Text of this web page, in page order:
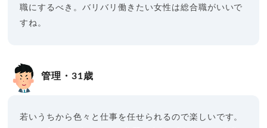
職にするべき。バリバリ働きたい女性は総合職がいいで
すね。
管理・31歳
若いうちから色々と仕事を任せられるので楽しいです。